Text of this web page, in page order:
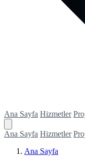
Ana Sayfa Hizmetler
Ana Sayfa Hizmetler
Ana Sayfa